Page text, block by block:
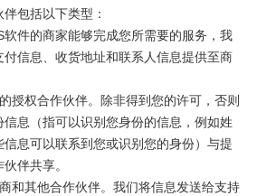
包括以下类型：
软件的商家能够完成您所需要的服务，我
信息、收货地址和联系人信息提供至商
授权合作伙伴。除非得到您的许可，否则
息（指可以识别您身份的信息，例如姓
息可以联系到您或识别您的身份）与提
伴共享。
和其他合作伙伴。我们将信息发送给支持